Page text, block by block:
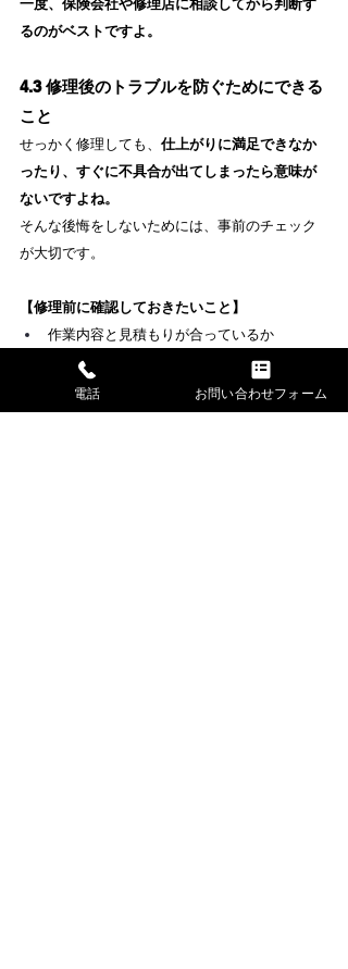
一度、保険会社や修理店に相談してから判断す
るのがベストですよ。
4.3 修理後のトラブルを防ぐためにできる
こと
せっかく修理しても、 仕上がりに満足できなか
ったり、すぐに不具合が出てしまったら意味が
ないですよね。
そんな後悔をしないためには、事前のチェック
が大切です。
【修理前に確認しておきたいこと】
作業内容と見積もりが合っているか
塗装色の再現性について説明があるか
修理期間と代車の有無
仕上がりの保証があるかどうか
電話 お問い合わせフォーム